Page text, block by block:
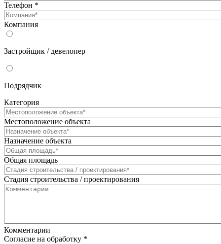
Телефон *
Компания
Застройщик / девелопер
Подрядчик
Категория
Местоположение объекта
Назначение объекта
Общая площадь
Стадия строительства / проектирования
Комментарии
Согласие на обработку *